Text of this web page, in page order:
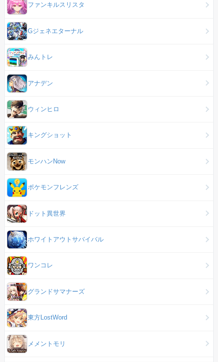
ファンキルスリスタ
Gジェネエターナル
みんトレ
アナデン
ウィンヒロ
キングショット
モンハンNow
ポケモンフレンズ
ドット異世界
ホワイトアウトサバイバル
ワンコレ
グランドサマナーズ
東方LostWord
メメントモリ